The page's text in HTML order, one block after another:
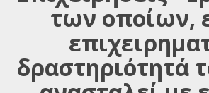
των οποίων,
δραστηριότητά